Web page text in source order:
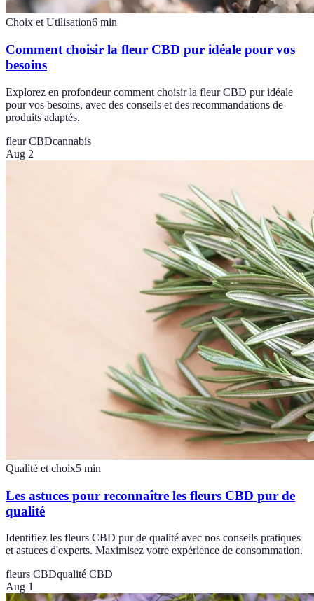
Choix et Utilisation6 min
Comment choisir la fleur CBD pur idéale pour vos
besoins
Explorez en profondeur comment choisir la fleur CBD pur idéale
pour vos besoins, avec des conseils et des recommandations de
produits adaptés.
fleur CBDcannabis
Aug 2
Qualité et choix5 min
Les astuces pour reconnaître les fleurs CBD pur de
qualité
Identifiez les fleurs CBD pur de qualité avec nos conseils pratiques
et astuces d'experts. Maximisez votre expérience de consommation.
fleurs CBDqualité CBD
Aug 1